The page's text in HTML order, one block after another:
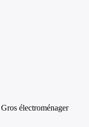
Gros électroménager